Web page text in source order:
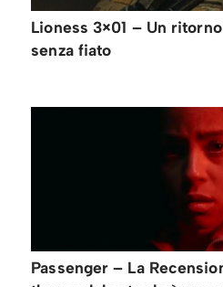
Lioness 3×01 – Un
senza fiato
Passenger – La